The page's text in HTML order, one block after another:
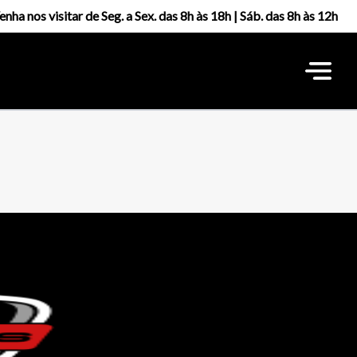
nos visitar de Seg. a Sex. das 8h às 18h | Sáb. das 8h às 12h